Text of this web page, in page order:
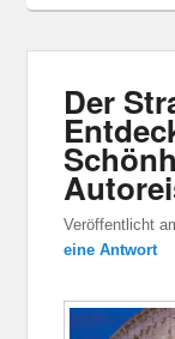
Der
Veröffentlicht
eine Antwort